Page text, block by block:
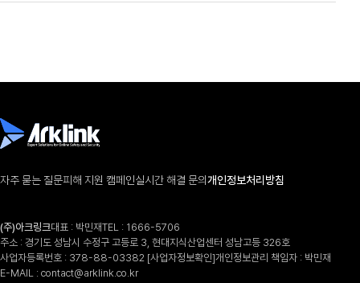
자주 묻는 질문피해 지원 캠페인실시간 해결 문의개인정보처리방침
(주)아크링크대표 : 박민재TEL : 1666-5706
주소 : 경기도 성남시 수정구 고등로 3, 현대지식산업센터 성남고등 326호
사업자등록번호 : 378-88-03382 [사업자정보확인]개인정보관리 책임자 : 박민재
E-MAIL : contact@arklink.co.kr